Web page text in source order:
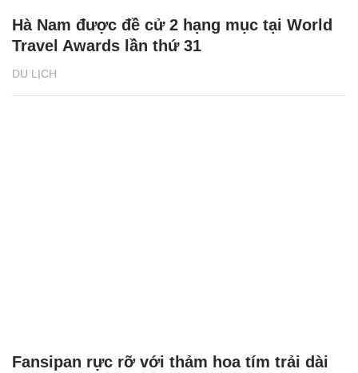
DU LỊCH
Hà Nam được đề cử 2 hạng mục tại World
Travel Awards lần thứ 31
Fansipan rực rỡ với thảm hoa tím trải dài